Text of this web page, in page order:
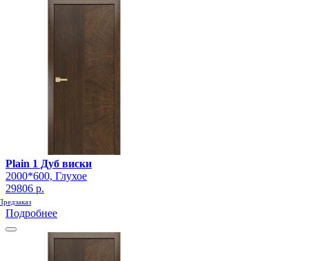
Plain 1 Дуб виски
2000*600, Глухое
29806 р.
Подробнее